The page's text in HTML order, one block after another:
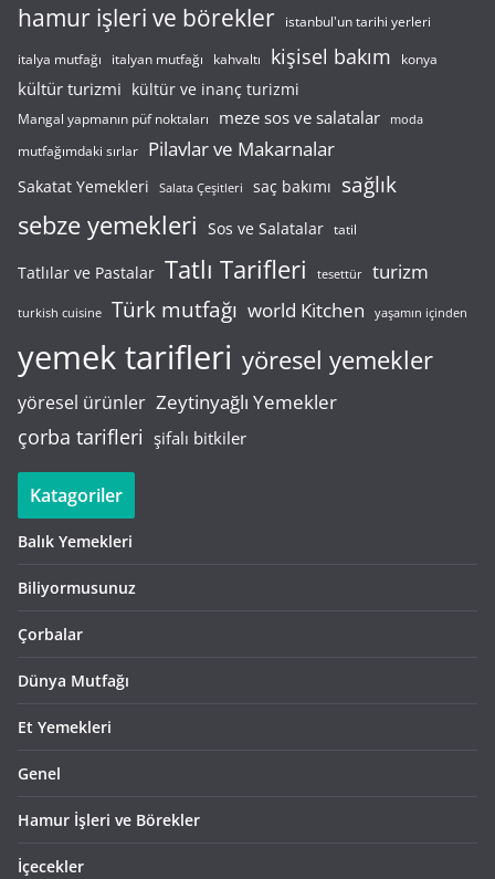
hamur işleri ve börekler istanbul'un tarihi yerleri
italya mutfağı italyan mutfağı kahvaltı kişisel bakım konya
kültür turizmi kültür ve inanç turizmi
Mangal yapmanın püf noktaları meze sos ve salatalar moda
mutfağımdaki sırlar Pilavlar ve Makarnalar
Sakatat Yemekleri Salata Çeşitleri saç bakımı sağlık
sebze yemekleri Sos ve Salatalar tatil
Tatlılar ve Pastalar Tatlı Tarifleri tesettür turizm
turkish cuisine Türk mutfağı world Kitchen yaşamın içinden
yemek tarifleri yöresel yemekler
yöresel ürünler Zeytinyağlı Yemekler
çorba tarifleri şifalı bitkiler
Katagoriler
Balık Yemekleri
Biliyormusunuz
Çorbalar
Dünya Mutfağı
Et Yemekleri
Genel
Hamur İşleri ve Börekler
İçecekler